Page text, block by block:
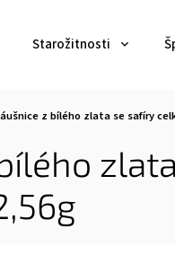
Starožitnosti
z bílého zlata se safíry